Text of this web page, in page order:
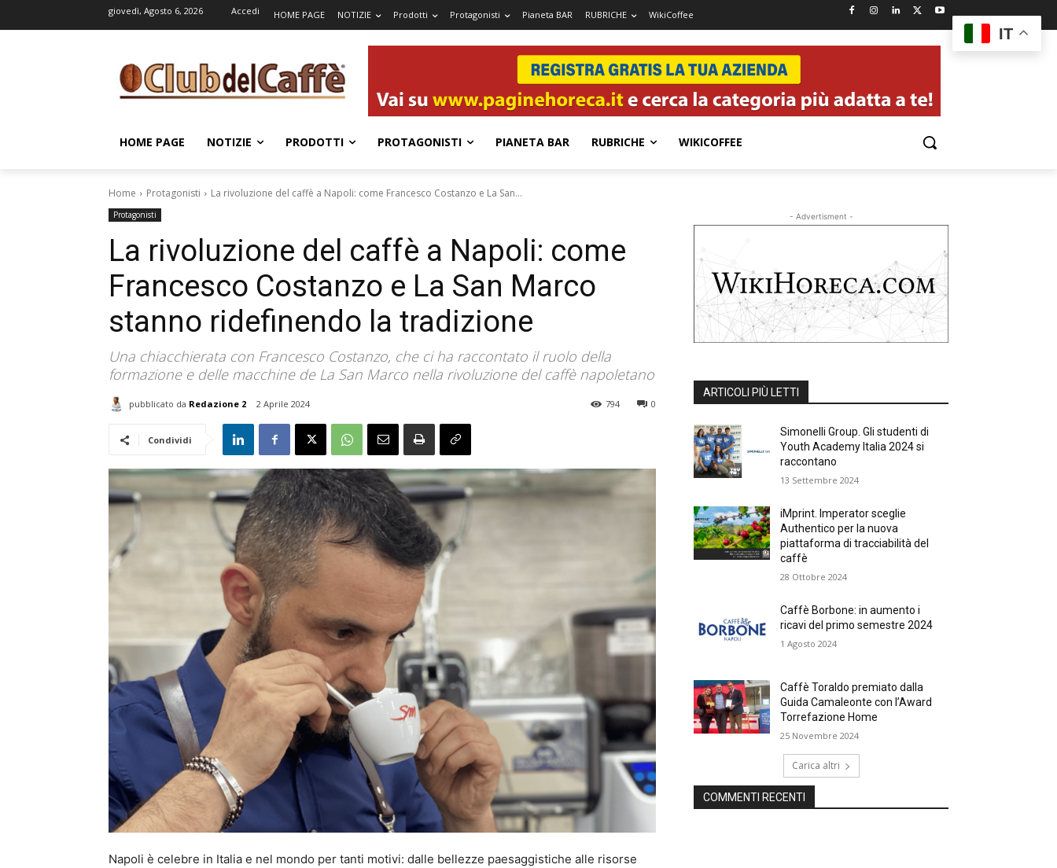
giovedì, Agosto 6, 2026 Accedi HOME PAGE NOTIZIE Prodotti Protagonisti Pianeta BAR RUBRICHE WikiCoffee
HOME PAGE NOTIZIE PRODOTTI PROTAGONISTI PIANETA BAR RUBRICHE WIKICOFFEE
Home Protagonisti La rivoluzione del caffè a Napoli: come Francesco Costanzo e La San...
Protagonisti
La rivoluzione del caffè a Napoli: come
Francesco Costanzo e La San Marco
stanno ridefinendo la tradizione
Una chiacchierata con Francesco Costanzo, che ci ha raccontato il ruolo della
formazione e delle macchine de La San Marco nella rivoluzione del caffè napoletano
pubblicato da Redazione 2 2 Aprile 2024 0
794
Condividi
Napoli è celebre in Italia e nel mondo per tanti motivi: dalle bellezze paesaggistiche alle risorse
- Advertisment -
ARTICOLI PIÙ LETTI
Simonelli Group. Gli studenti di
Youth Academy Italia 2024 si
raccontano
13 Settembre 2024
iMprint. Imperator sceglie
Authentico per la nuova
piattaforma di tracciabilità del
caffè
28 Ottobre 2024
Caffè Borbone: in aumento i
ricavi del primo semestre 2024
1 Agosto 2024
Caffè Toraldo premiato dalla
Guida Camaleonte con l’Award
Torrefazione Home
25 Novembre 2024
Carica altri
COMMENTI RECENTI
IT